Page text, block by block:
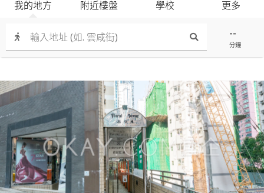
--
分鐘
我的地方 附近樓盤 學校 更多